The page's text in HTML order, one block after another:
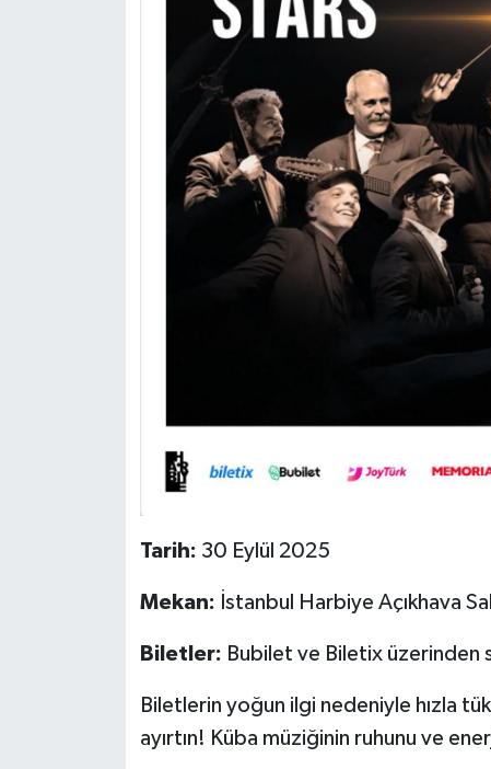
Tarih: 30 Eylül 2025
Mekan: İstanbul Harbiye Açıkhava
Biletler: Bubilet ve Biletix üzerinden
Biletlerin yoğun ilgi nedeniyle hızla
ayırtın! Küba müziğinin ruhunu ve